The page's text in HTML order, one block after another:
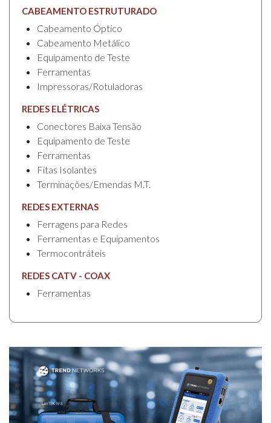
CABEAMENTO ESTRUTURADO
Cabeamento Óptico
Cabeamento Metálico
Equipamento de Teste
Ferramentas
Impressoras/Rotuladoras
REDES ELÉTRICAS
Conectores Baixa Tensão
Equipamento de Teste
Ferramentas
Fitas Isolantes
Terminações/Emendas M.T.
REDES EXTERNAS
Ferragens para Redes
Ferramentas e Equipamentos
Termocontráteis
REDES CATV - COAX
Ferramentas